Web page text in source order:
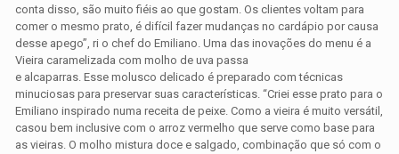
conta disso, são muito fiéis ao que gostam. Os clientes voltam para
comer o mesmo prato, é difícil fazer mudanças no cardápio por causa
desse apego”, ri o chef do Emiliano. Uma das inovações do menu é a
Vieira caramelizada com molho de uva passa
e alcaparras. Esse molusco delicado é preparado com técnicas
minuciosas para preservar suas características. “Criei esse prato para o
Emiliano inspirado numa receita de peixe. Como a vieira é muito versátil,
casou bem inclusive com o arroz vermelho que serve como base para
as vieiras. O molho mistura doce e salgado, combinação que só com o